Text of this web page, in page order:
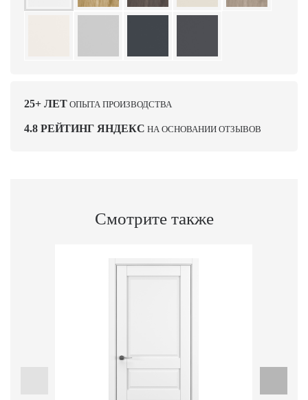
25+ ЛЕТ ОПЫТА ПРОИЗВОДСТВА
4.8 РЕЙТИНГ ЯНДЕКС НА ОСНОВАНИИ ОТЗЫВОВ
Смотрите также